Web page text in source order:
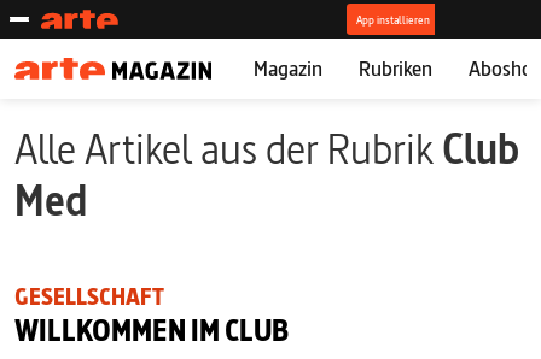
Magazin Rubriken
Alle Artikel aus der RubrikClub
Med
GESELLSCHAFT
WILLKOMMEN IM CLUB